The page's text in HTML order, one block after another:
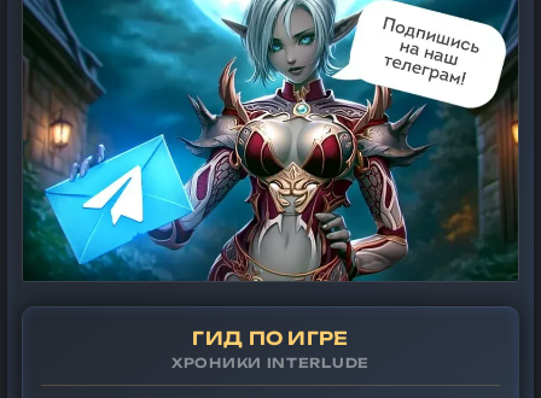
ГИД ПО ИГРЕ
ХРОНИКИ INTERLUDE